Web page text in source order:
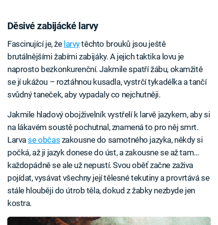
Děsivé zabijácké larvy
Fascinující je, že larvytěchto brouků jsou ještě
brutálnějšími žabími zabijáky. A jejich taktika lovu je
naprosto bezkonkurenční. Jakmile spatří žábu, okamžitě
se jí ukážou – roztáhnou kusadla, vystrčí tykadélka a tančí
svůdný taneček, aby vypadaly co nejchutněji.
Jakmile hladový obojživelník vystřelí k larvě jazykem, aby si
na lákavém soustě pochutnal, znamená to pro něj smrt.
Larvase občas zakousne do samotného jazyka, někdy si
počká, až ji jazyk donese do úst, a zakousne se až tam…
každopádně se ale už nepustí. Svou oběť začne zaživa
pojídat, vysávat všechny její tělesné tekutiny a provrtává se
stále hlouběji do útrob těla, dokud z žabky nezbyde jen
kostra.